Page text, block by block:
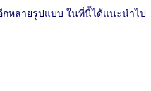
กหลายรูปแบบ ในที่นี้ได้แนะนำไป